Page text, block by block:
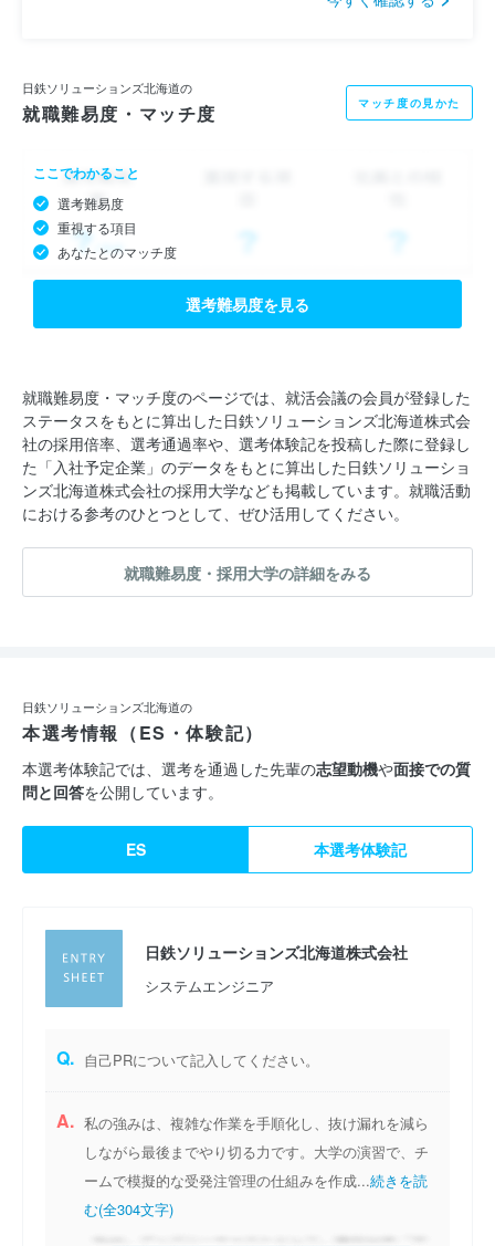
日鉄ソリューションズ北海道の
就職難易度・マッチ度 マッチ度の見かた
ここでわかること
選考難易度
重視する項目
あなたとのマッチ度
選考難易度を見る
就職難易度・マッチ度のページでは、就活会議の会員が登録した
ステータスをもとに算出した日鉄ソリューションズ北海道株式会
社の採用倍率、選考通過率や、選考体験記を投稿した際に登録し
た「入社予定企業」のデータをもとに算出した日鉄ソリューショ
ンズ北海道株式会社の採用大学なども掲載しています。就職活動
における参考のひとつとして、ぜひ活用してください。
就職難易度・採用大学の詳細をみる
日鉄ソリューションズ北海道の
本選考情報（ES・体験記）
本選考体験記では、選考を通過した先輩の志望動機や面接での質
問と回答を公開しています。
ES 本選考体験記
日鉄ソリューションズ北海道株式会社
システムエンジニア
Q. 自己PRについて記入してください。
A. 私の強みは、複雑な作業を手順化し、抜け漏れを減ら
しながら最後までやり切る力です。大学の演習で、チ
ームで模擬的な受発注管理の仕組みを作成...続きを読
む(全304文字)